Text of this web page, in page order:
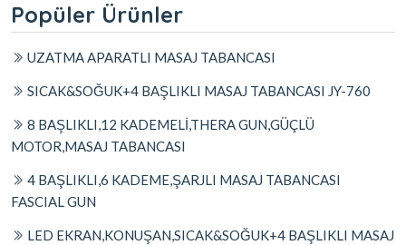
Popüler Ürünler
UZATMA APARATLI MASAJ TABANCASI
SICAK&SOĞUK+4 BAŞLIKLI MASAJ TABANCASI JY-760
8 BAŞLIKLI,12 KADEMELİ,THERA GUN,GÜÇLÜ
MOTOR,MASAJ TABANCASI
4 BAŞLIKLI,6 KADEME,ŞARJLI MASAJ TABANCASI
FASCIAL GUN
LED EKRAN,KONUŞAN,SICAK&SOĞUK+4 BAŞLIKLI MASAJ